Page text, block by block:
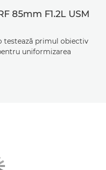
85mm F1.2L USM
testează primul obiectiv
uniformizarea